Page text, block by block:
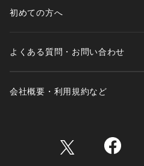
初めての方へ
よくある質問・お問い合わせ
会社概要・利用規約など